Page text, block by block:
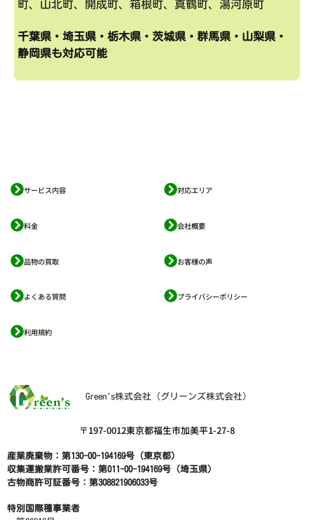
町、山北町、開成町、箱根町、真鶴町、湯河原町
千葉県・埼玉県・栃木県・茨城県・群馬県・山梨県・
静岡県も対応可能
サービス内容 対応エリア
料金 会社概要
品物の買取 お客様の声
よくある質問 プライバシーポリシー
利用規約
Green's株式会社（グリーンズ株式会社）
〒197-0012東京都福生市加美平1-27-8
産業廃棄物：第130-00-194169号（東京都）
収集運搬業許可番号：第011-00-194169号（埼玉県）
古物商許可証番号：第308821906033号
特別国際種事業者